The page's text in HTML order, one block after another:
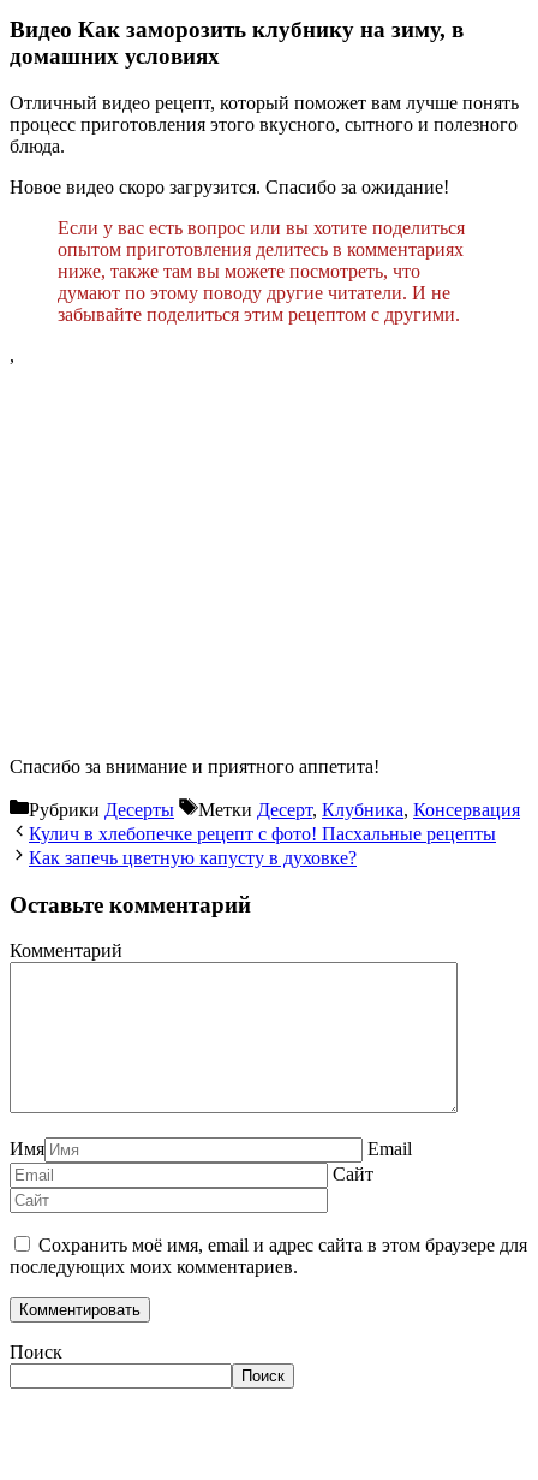
Видео Как заморозить клубнику на зиму, в
домашних условиях
Отличный видео рецепт, который поможет вам лучше понять
процесс приготовления этого вкусного, сытного и полезного
блюда.
Новое видео скоро загрузится. Спасибо за ожидание!
Если у вас есть вопрос или вы хотите поделиться
опытом приготовления делитесь в комментариях
ниже, также там вы можете посмотреть, что
думают по этому поводу другие читатели. И не
забывайте поделиться этим рецептом с другими.
,
Спасибо за внимание и приятного аппетита!
Рубрики Десерты Метки Десерт, Клубника, Консервация
Кулич в хлебопечке рецепт с фото! Пасхальные рецепты
Как запечь цветную капусту в духовке?
Оставьте комментарий
Комментарий
Имя
Email
Сайт
Сохранить моё имя, email и адрес сайта в этом браузере для
последующих моих комментариев.
Поиск
Поиск